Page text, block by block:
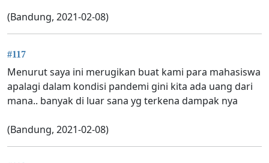
(Bandung, 2021-02-08)
#117
Menurut saya ini merugikan buat kami para mahasiswa
apalagi dalam kondisi pandemi gini kita ada uang dari
mana.. banyak di luar sana yg terkena dampak nya
(Bandung, 2021-02-08)